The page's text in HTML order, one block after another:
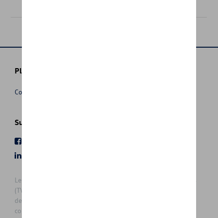
Plus d'informations
Conditions de vente
Suivez nous
Les prix affichés sur le présent site sont des prix recommandés
(TVAc), hors éventuels frais de montage. Pour connaitre le prix
de vente actuel et les éventuels frais de montage, veuillez
contacter votre concessionnaire/agent. Les prix recommandés